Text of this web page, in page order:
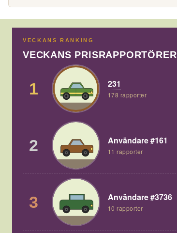
VECKANS RANKING
VECKANS PRISRAPPORTÖRER
1 231
178 rapporter
2 Användare #161
11 rapporter
3 Användare #3736
10 rapporter